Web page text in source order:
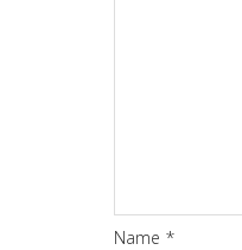
Name *